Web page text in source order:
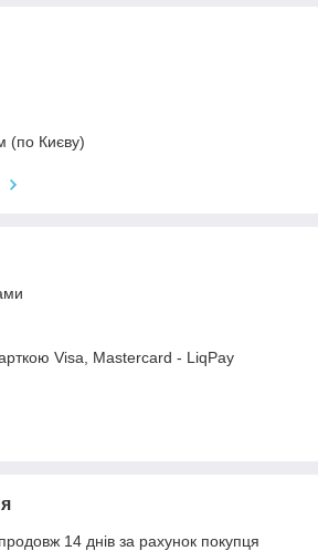
(по Києву)
Visa, Mastercard - LiqPay
14 днів за рахунок покупця